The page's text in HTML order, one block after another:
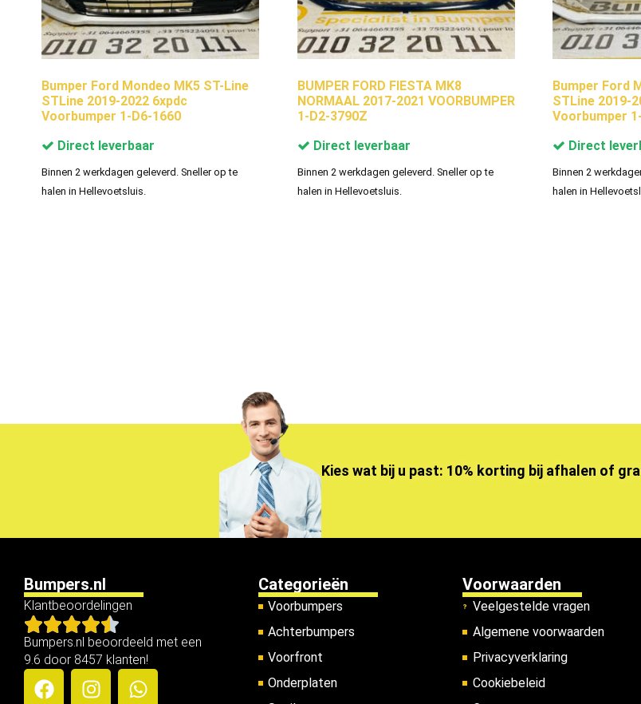
Bumper Ford Mondeo MK5 ST-Line
STLine 2019-2022 6xpdc
Voorbumper 1-D6-1660
Direct leverbaar
Binnen 2 werkdagen geleverd. Sneller op te
halen in Hellevoetsluis.
BUMPER FORD FIESTA MK8
NORMAAL 2017-2021 VOORBUMPER
1-D2-3790Z
Direct leverbaar
Binnen 2 werkdagen geleverd. Sneller op te
halen in Hellevoetsluis.
Bumper Ford
STLine 2019-
Voorbumper
Direct
Binnen 2
halen in
Kies wat bij u past: 10% korting bij afhalen of
Bumpers.nl
Klantbeoordelingen
Bumpers.nl beoordeeld met een
9.6 door 8457 klanten!
Categorieën
Voorbumpers
Achterbumpers
Voorfront
Onderplaten
Voorwaarden
Veelgestelde vragen
Algemene voorwaarden
Privacyverklaring
Cookiebeleid